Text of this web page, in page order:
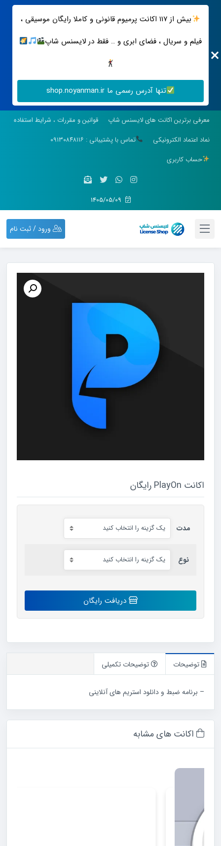
بیش از ۱۱۷ اکانت پرمیوم قانونی و کاملا رایگان موسیقی ،
فیلم و سریال ، فضای ابری و .. فقط در لایسنس شاپ
تنها آدرس رسمی ما shop.noyanman.ir
معرفی برترین اکانت های لایسنس شاپ
قوانین و مقررات ، شرایط استفاده
نماد اعتماد الکترونیکی
تماس با پشتیبانی : ۰۹۱۳۰۸۴۸۱۱۶
حساب کاربری
ورود / ثبت نام
اکانت PlayOn رایگان
مدت
نوع
اکانت
رایگان
دریافت رایگان
توضیحات توضیحات تکمیلی
– برنامه ضبط و دانلود استریم های آنلاینی
اکانت های مشابه